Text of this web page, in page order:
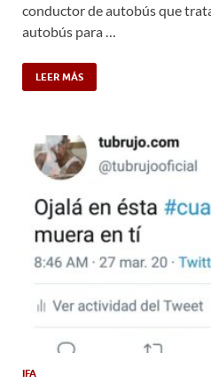
conductor de autobús que
autobús para …
LEER MÁS
IFA